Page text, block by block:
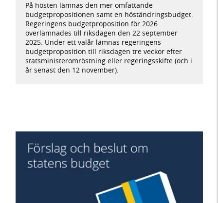
På hösten lämnas den mer omfattande
budgetpropositionen samt en höständringsbudget.
Regeringens budgetproposition för 2026
överlämnades till riksdagen den 22 september
2025. Under ett valår lämnas regeringens
budgetproposition till riksdagen tre veckor efter
statsministeromröstning eller regeringsskifte (och i
år senast den 12 november).